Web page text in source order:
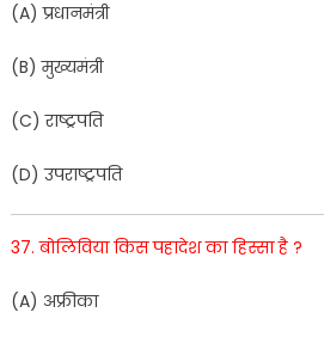
(A)प्रधानमंत्री
(B)मुख्यमंत्री
(C)राष्ट्रपति
(D)उपराष्ट्रपति
37.बोलिवियाकिसपहादेशकाहिस्साहै ?
(A) अफ्रीका